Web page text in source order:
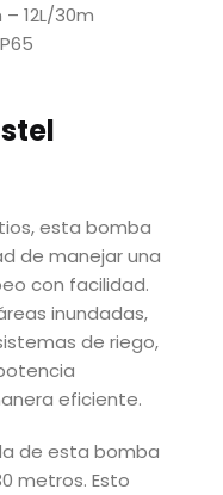
12L/30m
esta bomba
de manejar una
con facilidad.
inundadas,
de riego,
eficiente.
de esta bomba
metros. Esto